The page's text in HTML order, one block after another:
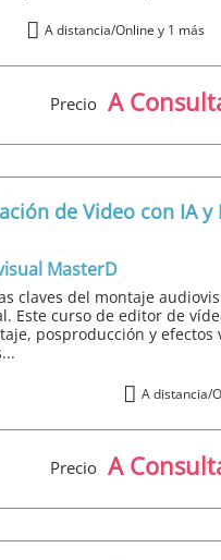
A distancia/Online y 1 más
Precio A
de Video con IA y
MasterD
claves del montaje
Este curso de editor de
posproducción y
A distancia/
Precio A